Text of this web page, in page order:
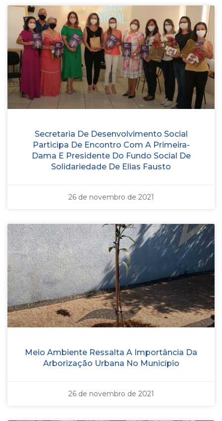
Secretaria De Desenvolvimento Social
Participa De Encontro Com A Primeira-
Dama E Presidente Do Fundo Social De
Solidariedade De Elias Fausto
26 de novembro de 2021
Meio Ambiente Ressalta A Importância Da
Arborização Urbana No Município
26 de novembro de 2021